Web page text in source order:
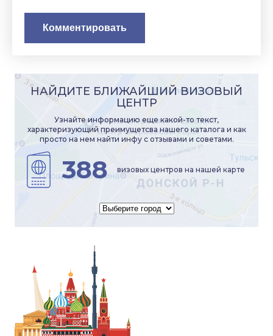
НАЙДИТЕ БЛИЖАЙШИЙ ВИЗОВЫЙ
ЦЕНТР
Узнайте информацию еще какой-то текст,
характеризующий преимущетсва нашего каталога и как
просто на нем найти инфу с отзывами и советами.
388 визовых центров на нашей карте